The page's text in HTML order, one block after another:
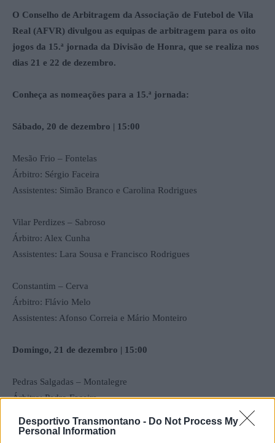
Desportivo Transmontano - Do Not Process My
Personal Information
O Conselho de Arbitragem da Associação de Futebol de Vila
Real (AFVR) divulgou as equipas de arbitragem para os oito
jogos da 15.ª jornada da Divisão de Honra, que se realiza nos
dias 21 e 22 de dezembro.
Conheça as nomeações para a 15.ª jornada:
Sábado, 20 de dezembro | 15:00
Mesão Frio – Fontelas
Árbitro: Sérgio Faceira
Assistentes: Simão Branco e Carolina Rodrigues
Vilar Perdizes – Sabroso
Árbitro: Alex Cunha
Assistentes: Lara Sousa e Francisco Rodrigues
Constantim – Cerva
Árbitro: Flávio Melo
Assistentes: Afonso Correia e Mário Monteiro
Domingo, 21 de dezembro | 15:00
Pedras Salgadas – Montalegre
Árbitro: Pedro Faceira